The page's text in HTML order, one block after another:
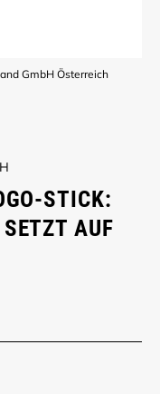
GmbH Österreich
STICK:
AUF